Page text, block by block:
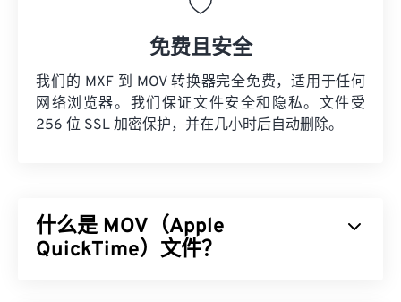
免费且安全
我们的 MXF 到 MOV 转换器完全免费，适用于任何
网络浏览器。我们保证文件安全和隐私。文件受
256 位 SSL 加密保护，并在几小时后自动删除。
什么是 MOV（Apple
QuickTime）文件？